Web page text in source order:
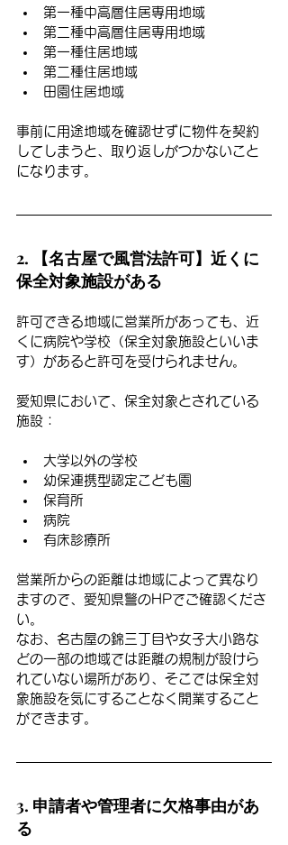
第一種中高層住居専用地域
第二種中高層住居専用地域
第一種住居地域
第二種住居地域
田園住居地域
事前に用途地域を確認せずに物件を契約
してしまうと、取り返しがつかないこと
になります。
2. 【名古屋で風営法許可】近くに
保全対象施設がある
許可できる地域に営業所があっても、近
くに病院や学校（保全対象施設といいま
す）があると許可を受けられません。
愛知県において、保全対象とされている
施設：
大学以外の学校
幼保連携型認定こども園
保育所
病院
有床診療所
営業所からの距離は地域によって異なり
ますので、愛知県警のHPでご確認くださ
い。
なお、名古屋の錦三丁目や女子大小路な
どの一部の地域では距離の規制が設けら
れていない場所があり、そこでは保全対
象施設を気にすることなく開業すること
ができます。
3. 申請者や管理者に欠格事由があ
る